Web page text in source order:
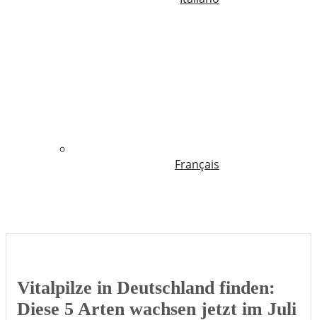
Français
Vitalpilze in Deutschland finden:
Diese 5 Arten wachsen jetzt im Juli